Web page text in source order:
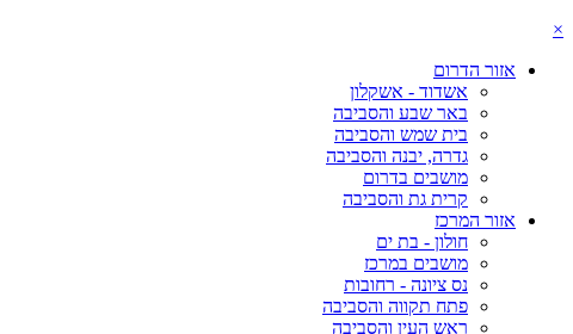
×
אזור הדרום
אשדוד - אשקלון
באר שבע והסביבה
בית שמש והסביבה
גדרה, יבנה והסביבה
מושבים בדרום
קרית גת והסביבה
אזור המרכז
חולון - בת ים
מושבים במרכז
נס ציונה - רחובות
פתח תקווה והסביבה
ראש העין והסביבה